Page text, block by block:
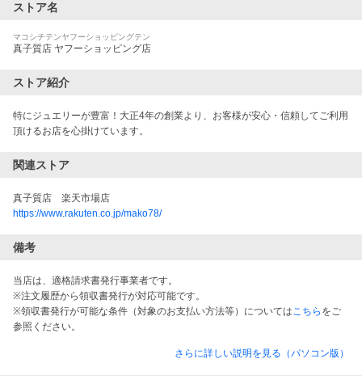
ストア名
マコシチテンヤフーショッピングテン
真子質店 ヤフーショッピング店
ストア紹介
特にジュエリーが豊富！大正4年の創業より、お客様が安心・信頼してご利用
頂けるお店を心掛けています。
関連ストア
真子質店　楽天市場店
https://www.rakuten.co.jp/mako78/
備考
当店は、適格請求書発行事業者です。
※注文履歴から領収書発行が対応可能です。
※領収書発行が可能な条件（対象のお支払い方法等）についてはこちら をご
参照ください。
さらに詳しい説明を見る（パソコン版）